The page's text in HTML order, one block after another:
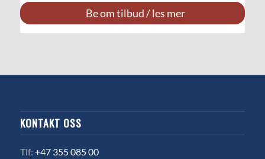
Be om tilbud / les mer
KONTAKT OSS
Tlf: +47 355 085 00